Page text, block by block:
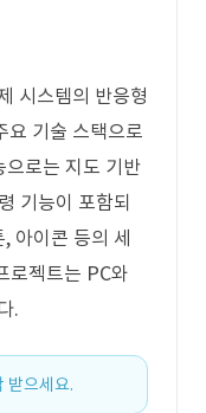
시스템의 반응형
요 기술 스택으로
로는 지도 기반
기능이 포함되
아이콘 등의 세
로젝트는 PC와
.
받으세요.